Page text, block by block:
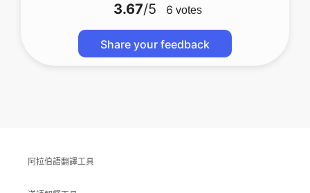
3.67/5 6 votes
Share your feedback
阿拉伯語翻譯工具